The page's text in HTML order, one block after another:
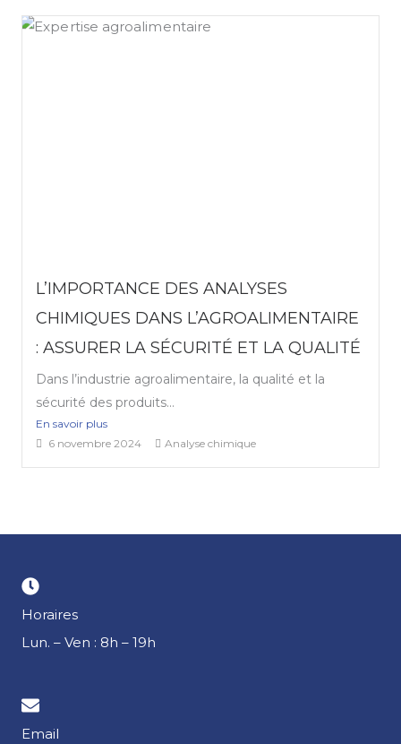
L’IMPORTANCE DES ANALYSES
CHIMIQUES DANS L’AGROALIMENTAIRE
: ASSURER LA SÉCURITÉ ET LA QUALITÉ
Dans l’industrie agroalimentaire, la qualité et la
sécurité des produits...
En savoir plus
6 novembre 2024
Analyse chimique
Horaires
Lun. – Ven : 8h – 19h
Email